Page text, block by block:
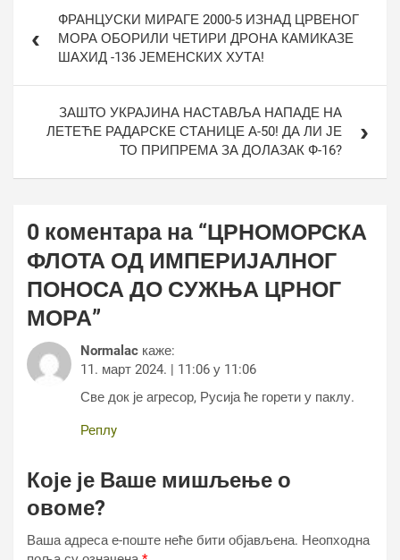
чланкаФРАНЦУСКИ МИРАГЕ 2000-5 ИЗНАД ЦРВЕНОГ
МОРА ОБОРИЛИ ЧЕТИРИ ДРОНА КАМИКАЗЕ
ШАХИД -136 ЈЕМЕНСКИХ ХУТА!
ЗАШТО УКРАЈИНА НАСТАВЉА НАПАДЕ НА
ЛЕТЕЋЕ РАДАРСКЕ СТАНИЦЕ А-50! ДА ЛИ ЈЕ
ТО ПРИПРЕМА ЗА ДОЛАЗАК Ф-16?
0 коментара на “ЦРНОМОРСКА
ФЛОТА ОД ИМПЕРИЈАЛНОГ
ПОНОСА ДО СУЖЊА ЦРНОГ
МОРА”
Normalac каже:
11. март 2024. | 11:06 у 11:06
Све док је агресор, Русија ће горети у паклу.
Реплy
Које је Ваше мишљење о
овоме?
Ваша адреса е-поште неће бити објављена. Неопходна